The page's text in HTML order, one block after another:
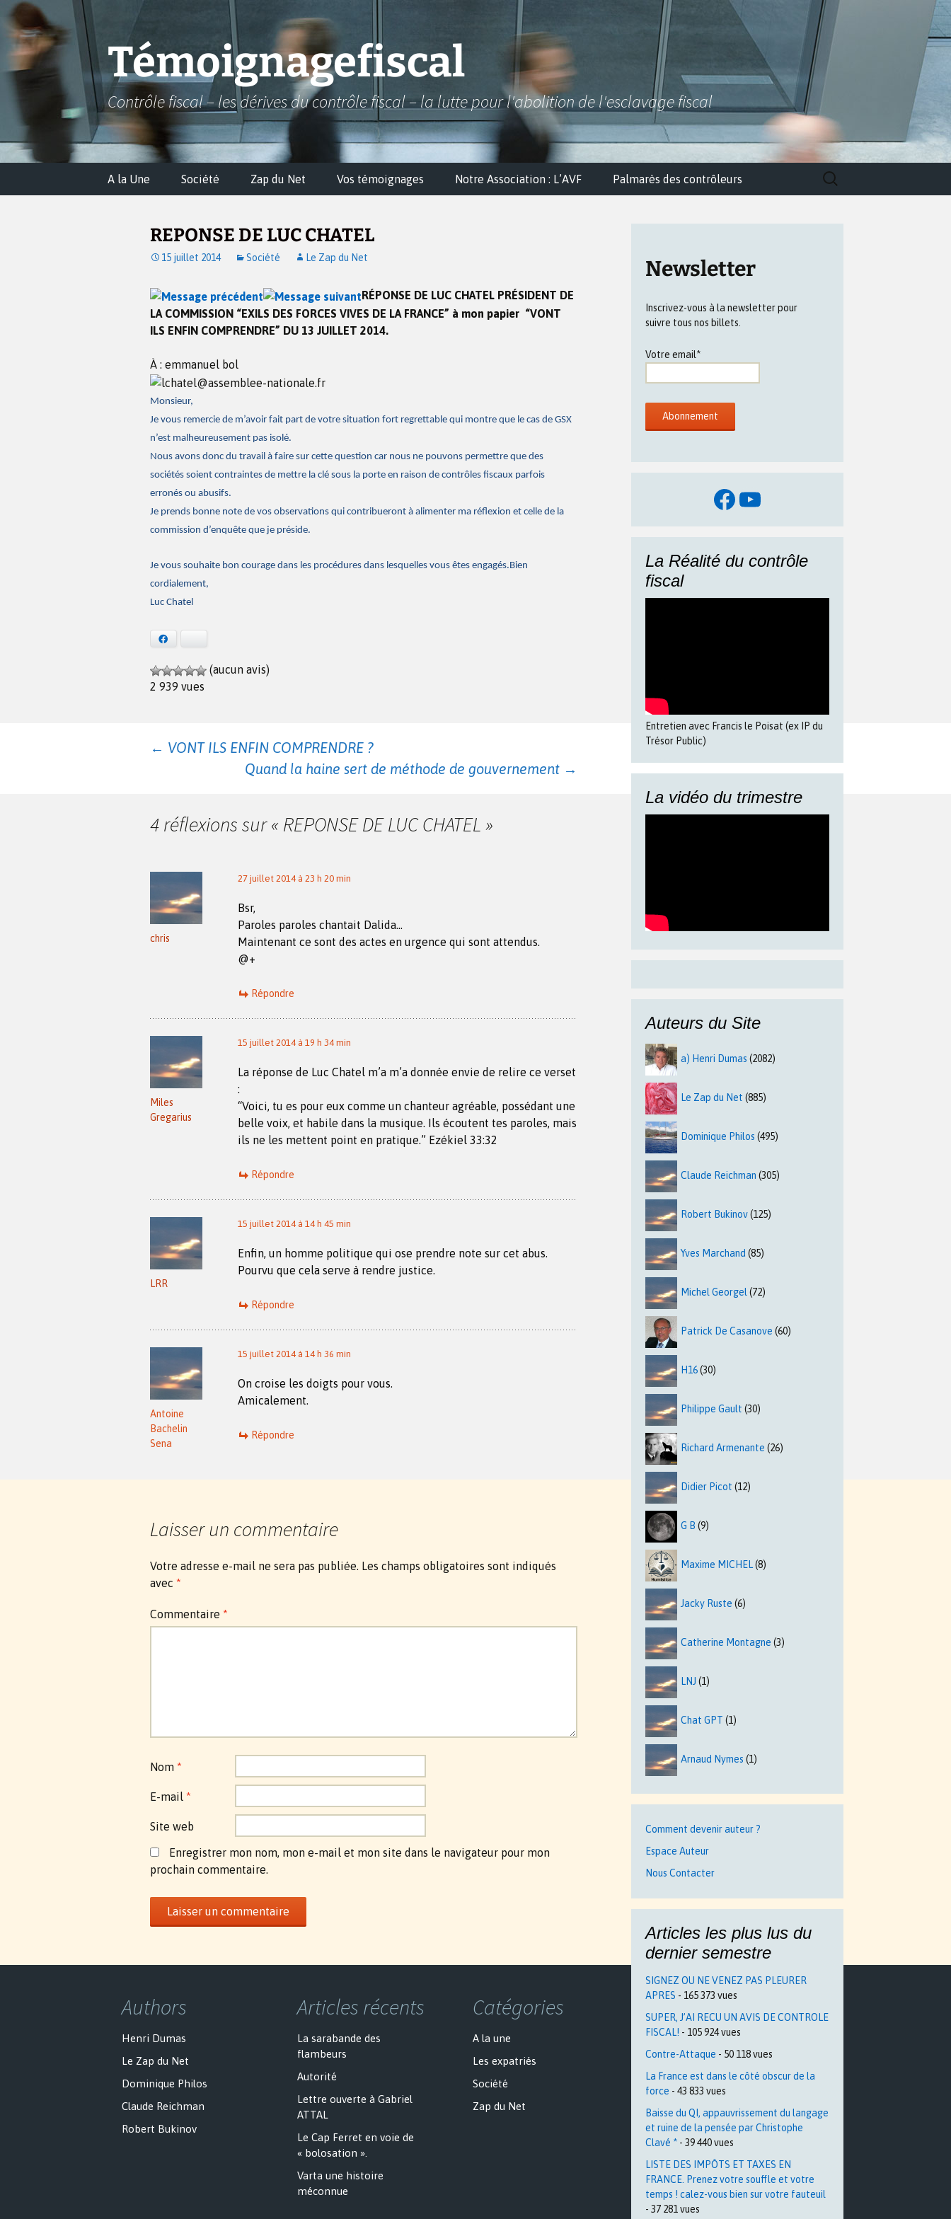
Aller
au
contenu
Témoignagefiscal
Contrôle fiscal – les dérives du contrôle fiscal – la lutte pour l'abolition de l'esclavage fiscal
A la Une Société Zap du Net Vos témoignages Notre Association : L’AVF Palmarès des contrôleurs
Rechercher :
REPONSE DE LUC CHATEL
15 juillet 2014 Société Le Zap du Net
RÉPONSE DE LUC CHATEL PRÉSIDENT DE
LA COMMISSION “EXILS DES FORCES VIVES DE LA FRANCE” à mon papier “VONT
ILS ENFIN COMPRENDRE” DU 13 JUILLET 2014.
À : emmanuel bol
Monsieur,
Je vous remercie de m’avoir fait part de votre situation fort regrettable qui montre que le cas de GSX
n’est malheureusement pas isolé.
Nous avons donc du travail à faire sur cette question car nous ne pouvons permettre que des
sociétés soient contraintes de mettre la clé sous la porte en raison de contrôles fiscaux parfois
erronés ou abusifs.
Je prends bonne note de vos observations qui contribueront à alimenter ma réflexion et celle de la
commission d’enquête que je préside.
Je vous souhaite bon courage dans les procédures dans lesquelles vous êtes engagés.Bien
cordialement,
Luc Chatel
(aucun avis)
2 939 vues
Navigation
← VONT ILS ENFIN COMPRENDRE ?
Quand la haine sert de méthode de gouvernement →
4 réflexions sur « REPONSE DE LUC CHATEL»
chris
27 juillet 2014 à 23 h 20 min
Bsr,
Paroles paroles chantait Dalida…
Maintenant ce sont des actes en urgence qui sont attendus.
@+
Répondre
Miles
Gregarius
15 juillet 2014 à 19 h 34 min
La réponse de Luc Chatel m’a m’a donnée envie de relire ce verset
:
“Voici, tu es pour eux comme un chanteur agréable, possédant une
belle voix, et habile dans la musique. Ils écoutent tes paroles, mais
ils ne les mettent point en pratique.” Ezékiel 33:32
Répondre
LRR
15 juillet 2014 à 14 h 45 min
Enfin, un homme politique qui ose prendre note sur cet abus.
Pourvu que cela serve à rendre justice.
Répondre
Antoine
Bachelin
Sena
15 juillet 2014 à 14 h 36 min
On croise les doigts pour vous.
Amicalement.
Répondre
Laisser un commentaire
Votre adresse e-mail ne sera pas publiée. Les champs obligatoires sont indiqués
avec *
Commentaire *
Nom *
E-mail *
Site web
Enregistrer mon nom, mon e-mail et mon site dans le navigateur pour mon
prochain commentaire.
Newsletter
Inscrivez-vous à la newsletter pour
suivre tous nos billets.
Votre email*
Facebook
YouTube
La Réalité du contrôle
fiscal
Entretien avec Francis le Poisat (ex IP du
Trésor Public)
La vidéo du trimestre
Auteurs du Site
a) Henri Dumas (2082)
Le Zap du Net (885)
Dominique Philos (495)
Claude Reichman (305)
Robert Bukinov(125)
Yves Marchand (85)
Michel Georgel (72)
Patrick De Casanove (60)
H16(30)
Philippe Gault (30)
Richard Armenante (26)
Didier Picot (12)
G B (9)
Maxime MICHEL(8)
Jacky Ruste (6)
Catherine Montagne (3)
LNJ (1)
Chat GPT (1)
Arnaud Nymes (1)
Comment devenir auteur ?
Espace Auteur
Nous Contacter
Articles les plus lus du
dernier semestre
SIGNEZ OU NE VENEZ PAS PLEURER
APRES - 165 373 vues
SUPER, J’AI RECU UN AVIS DE CONTROLE
FISCAL! - 105 924 vues
Contre-Attaque - 50 118 vues
La France est dans le côté obscur de la
force - 43 833 vues
Baisse du QI, appauvrissement du langage
et ruine de la pensée par Christophe
Clavé * - 39 440 vues
LISTE DES IMPÔTS ET TAXES EN
FRANCE. Prenez votre souffle et votre
temps ! calez-vous bien sur votre fauteuil
- 37 281 vues
Authors
Henri Dumas
Le Zap du Net
Dominique Philos
Claude Reichman
Robert Bukinov
Articles récents
La sarabande des
flambeurs
Autorité
Lettre ouverte à Gabriel
ATTAL
Le Cap Ferret en voie de
« bolosation ».
Varta une histoire
méconnue
Catégories
A la une
Les expatriés
Société
Zap du Net